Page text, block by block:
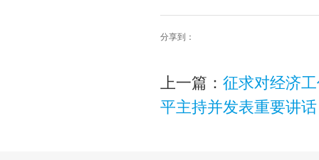
分享到：
上一篇：征求对经济
平主持并发表重要讲话